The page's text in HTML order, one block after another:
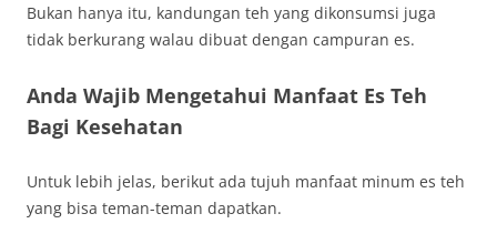
Bukan hanya itu, kandungan teh yang dikonsumsi juga
tidak berkurang walau dibuat dengan campuran es.
Anda Wajib Mengetahui Manfaat Es Teh
Bagi Kesehatan
Untuk lebih jelas, berikut ada tujuh manfaat minum es teh
yang bisa teman-teman dapatkan.